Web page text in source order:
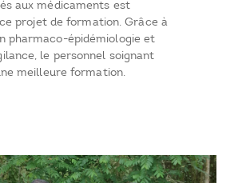
aux médicaments est
projet de formation. Grâce à
pharmaco-épidémiologie et
le personnel soignant
meilleure formation.